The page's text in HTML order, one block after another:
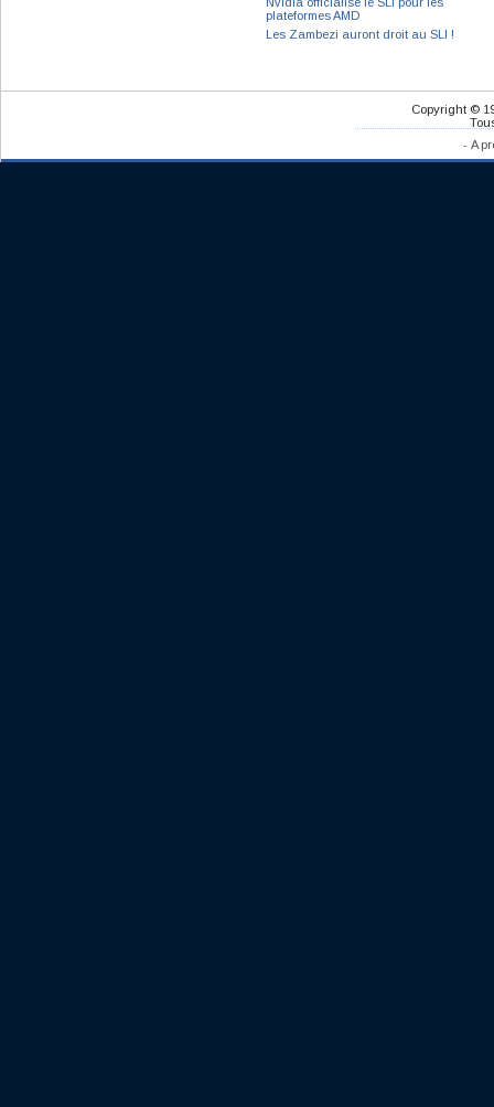
plateformes AMD
Les Zambezi auront droit au SLI !
Copyright ©
- A